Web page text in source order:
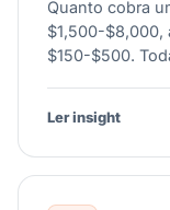
Quanto cobra
$1,500-$8,000,
$150-$500.
Ler insight